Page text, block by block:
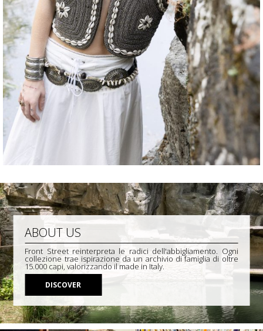
ABOUT US
Front Street reinterpreta le radici dell'abbigliamento. Ogni
collezione trae ispirazione da un archivio di famiglia di oltre
15.000 capi, valorizzando il made in Italy.
DISCOVER